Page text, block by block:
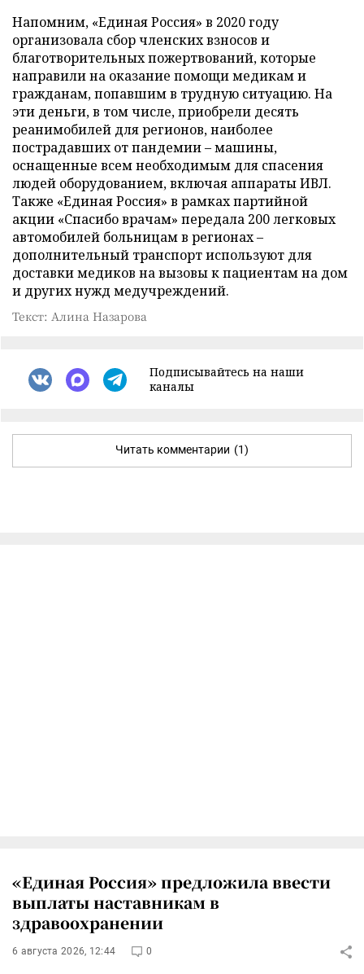
Напомним, «Единая Россия» в 2020 году
организовала сбор членских взносов и
благотворительных пожертвований, которые
направили на оказание помощи медикам и
гражданам, попавшим в трудную ситуацию. На
эти деньги, в том числе, приобрели десять
реанимобилей для регионов, наиболее
пострадавших от пандемии – машины,
оснащенные всем необходимым для спасения
людей оборудованием, включая аппараты ИВЛ.
Также «Единая Россия» в рамках партийной
акции «Спасибо врачам» передала 200 легковых
автомобилей больницам в регионах –
дополнительный транспорт используют для
доставки медиков на вызовы к пациентам на дом
и других нужд медучреждений.
Текст: Алина Назарова
Подписывайтесь на наши
каналы
Читать комментарии (1)
«Единая Россия» предложила ввести
выплаты наставникам в
здравоохранении
6 августа 2026, 12:44 0